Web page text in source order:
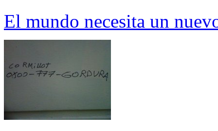
El mundo necesita un